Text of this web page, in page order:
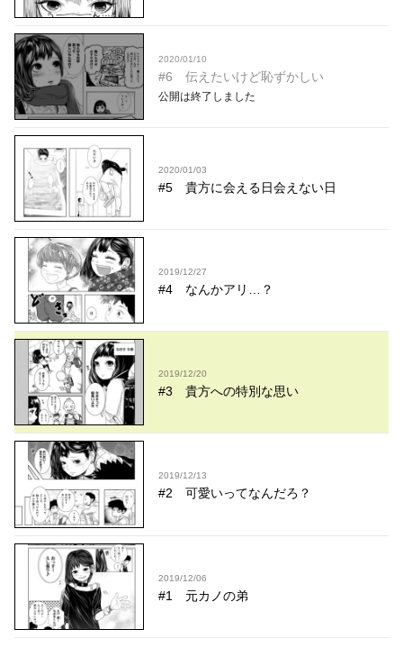
2020/01/10
#6 伝えたいけど恥ずかしい
公開は終了しました
2020/01/03
#5 貴方に会える日会えない日
2019/12/27
#4 なんかアリ…？
2019/12/20
#3 貴方への特別な思い
2019/12/13
#2 可愛いってなんだろ？
2019/12/06
#1 元カノの弟